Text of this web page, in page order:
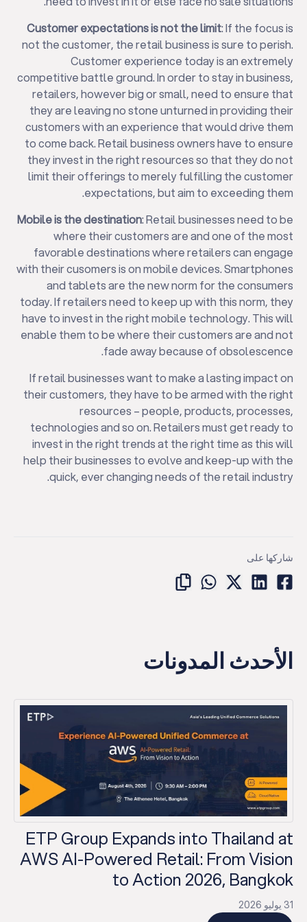
Customer expectations is not the limit: If the focus is
not the customer, the retail business is sure to perish.
Customer experience today is an extremely
competitive battle ground. In order to stay in business,
retailers, however big or small, need to ensure that
they are leaving no stone unturned in providing their
customers with an experience that would drive them
to come back. Retail business owners have to ensure
they invest in the right resources so that they do not
limit their offerings to merely fulfilling the customer
expectations, but aim to exceeding them.
Mobile is the destination: Retail businesses need to be
where their customers are and one of the most
favorable destinations where retailers can engage
with their cusomers is on mobile devices. Smartphones
and tablets are the new norm for the consumers
today. If retailers need to keep up with this norm, they
have to invest in the right mobile technology. This will
enable them to be where their customers are and not
fade away because of obsolescence.
If retail businesses want to make a lasting impact on
their customers, they have to be armed with the right
resources – people, products, processes,
technologies and so on. Retailers must get ready to
invest in the right trends at the right time as this will
help their businesses to evolve and keep-up with the
quick, ever changing needs of the retail industry.
شاركها على
الأحدث المدونات
ETP Group Expands into Thailand at
AWS AI-Powered Retail: From Vision
to Action 2026, Bangkok
31 يوليو 2026